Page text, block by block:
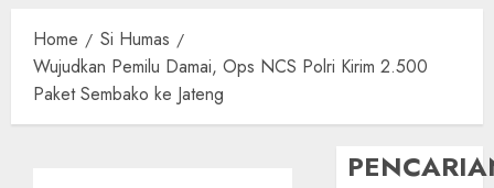
Home
Si Humas
Wujudkan Pemilu Damai, Ops NCS Polri Kirim 2.500
Paket Sembako ke Jateng